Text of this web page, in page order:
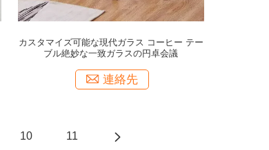
カスタマイズ可能な現代ガラス コーヒー テー
ブル絶妙な一致ガラスの円卓会議
連絡先
10 11